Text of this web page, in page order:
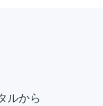
ルから